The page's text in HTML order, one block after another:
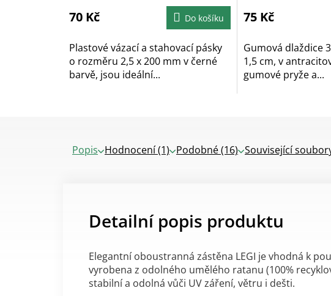
5,0
z
70 Kč Do košíku
Plastové vázací a stahovací pásky
o rozměru 2,5 x 200 mm v černé
barvě, jsou ideální...
5,0
z
75 Kč
Gumová dlaždice
1,5 cm, v
gumové pryže a...
Popis Podobné (16) Související
Hodnocení (1)
Detailní popis produktu
Elegantní oboustranná zástěna LEGI je vhodná k
vyrobena z odolného umělého ratanu (100%
stabilní a odolná vůči UV záření, větru i dešti.